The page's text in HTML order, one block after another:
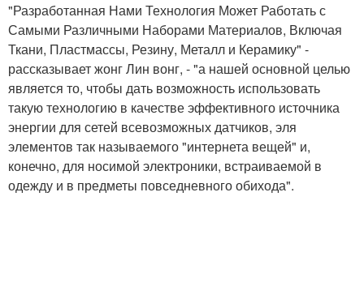
"Разработанная Нами Технология Может Работать с
Самыми Различными Наборами Материалов, Включая
Ткани, Пластмассы, Резину, Металл и Керамику" -
рассказывает жонг Лин вонг, - "а нашей основной целью
является то, чтобы дать возможность использовать
такую технологию в качестве эффективного источника
энергии для сетей всевозможных датчиков, эля
элементов так называемого "интернета вещей" и,
конечно, для носимой электроники, встраиваемой в
одежду и в предметы повседневного обихода".